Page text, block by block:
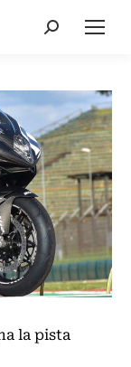
Cerca:
la pista